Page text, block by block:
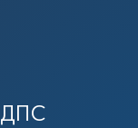
ДПС